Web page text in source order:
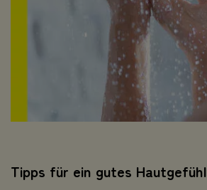
Tipps für ein gutes Hautgefühl